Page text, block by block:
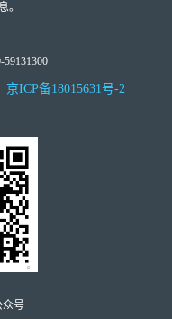
。
京ICP备18015631号-2
众号